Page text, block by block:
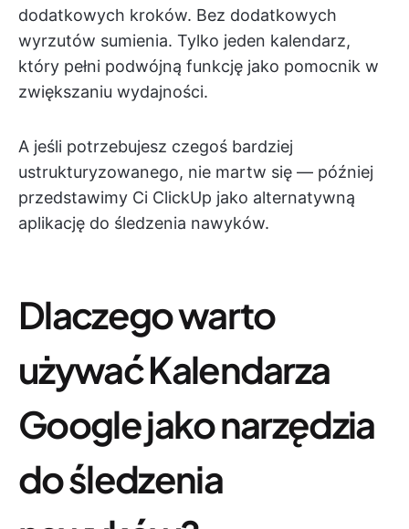
dodatkowych kroków. Bez dodatkowych
wyrzutów sumienia. Tylko jeden kalendarz,
który pełni podwójną funkcję jako pomocnik w
zwiększaniu wydajności.
A jeśli potrzebujesz czegoś bardziej
ustrukturyzowanego, nie martw się — później
przedstawimy Ci ClickUp jako alternatywną
aplikację do śledzenia nawyków.
Dlaczego warto
używać Kalendarza
Google jako narzędzia
do śledzenia